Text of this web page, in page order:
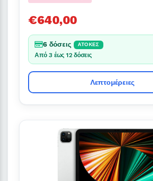
€640,00
6 δόσεις ΆΤΟΚΕΣ
Από 3 έως 12 δόσεις
Λεπτομέρειες